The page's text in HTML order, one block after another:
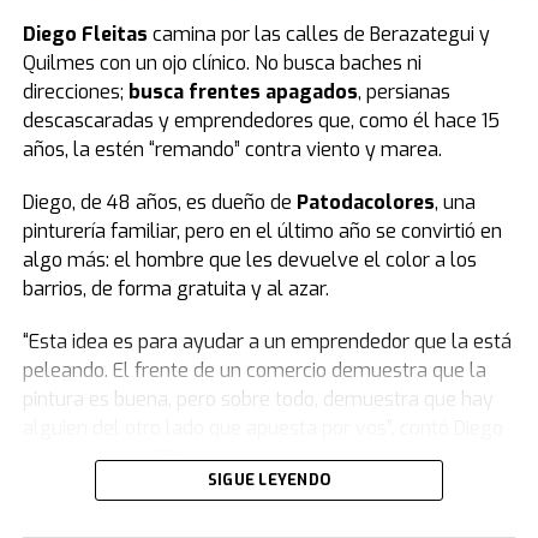
Finalmente, todos se pusieron de pie y se hizo silencio.
El peronismo se opuso desde el inicioy, además de
advertir que la ley se concentra en lo punitivo y no en la
protección de las infancias, remarcó que los fondos
presupuestados resultan insuficientes.
Según la norma,el presupuesto para un sistema que
reduce la edad de 16 a 14 años destina $23.700
millones a las provincias.
costo del metro cuadrado es de 3,2 millones de pesos.
Con el presupuesto previsto se podrían construir 7.400
Frente a esos números, Jorge Capitanich del PJ señaló:
Diego Fleitas camina por las calles de Berazategui y
Quilmes con un ojo clínico. No busca baches ni
direcciones; busca frentes apagados, persianas
descascaradas y emprendedores que, como él hace 15
años, la estén “remando” contra viento y marea.
Diego, de 48 años, es dueño de Patodacolores, una
pinturería familiar, pero en el último año se convirtió en
algo más: el hombre que les devuelve el color a los
barrios, de forma gratuita y al azar.
“Esta idea es para ayudar a un emprendedor que la está
peleando. El frente de un comercio demuestra que la
pintura es buena, pero sobre todo, demuestra que hay
en diálogo conTN.
SIGUE LEYENDO